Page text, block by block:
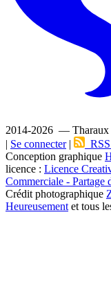
2014-2026 — Tharaux
| Se connecter|
Conception graphique
licence : Licence
Commerciale - Partage
Crédit photographique
Heureusement et tous